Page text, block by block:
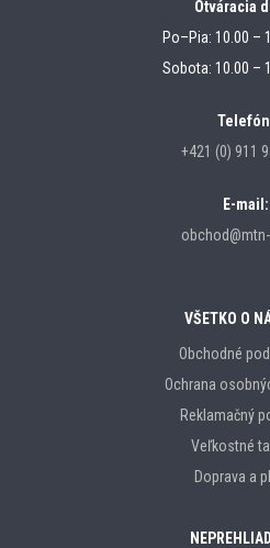
Otváracia
Po–Pia: 10.00 –
Sobota: 10.00 –
+421 (0) 911
E-mail:
VŠETKO O
Obchodné
Ochrana
Reklamačný
Veľkostné
Doprava a